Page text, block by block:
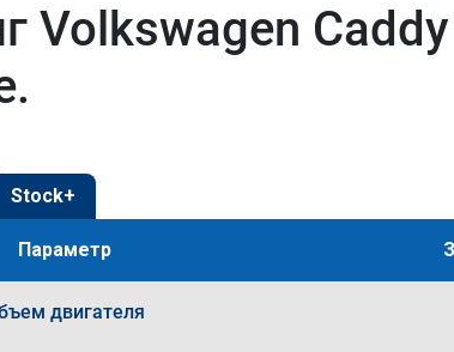
Volkswagen
Stock+
Параметр
двигателя